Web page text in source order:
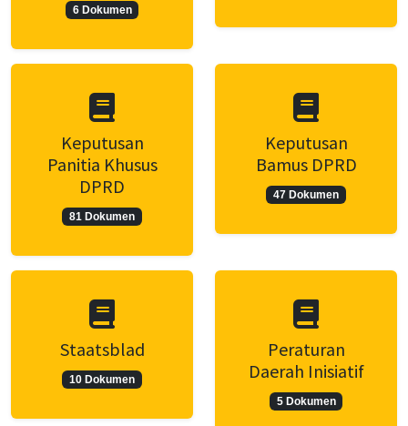
6 Dokumen
Keputusan
Panitia Khusus
DPRD
81 Dokumen
Keputusan
Bamus DPRD
47 Dokumen
Staatsblad
10 Dokumen
Peraturan
Daerah Inisiatif
5 Dokumen